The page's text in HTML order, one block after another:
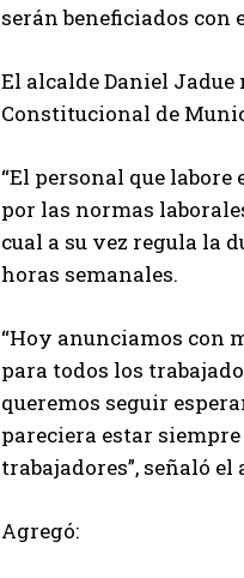
serán beneficiados con
El alcalde Daniel Jadue
Constitucional de
“El personal que
por las normas
cual a su vez regula la
horas semanales.
“Hoy anunciamos con
para todos los
queremos seguir
pareciera estar
trabajadores”, señaló
Agregó: